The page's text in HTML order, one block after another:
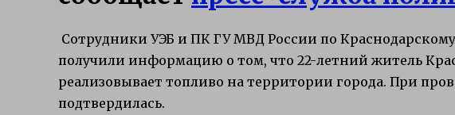
Сотрудники УЭБ и ПК ГУ МВД России по
получили информацию о том, что 22-летний житель
реализовывает топливо на территории города. При
подтвердилась.